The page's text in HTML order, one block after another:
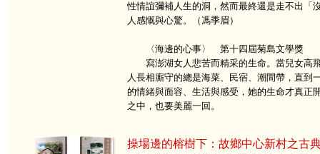
性情誼彌補人生的洞，然而最終還是走不出「
人感慨與心驚。（馮季眉）
〈海邊的心事〉 第十四屆菊島文學獎
寫澎湖女人悲苦而精采的生命。當兒女高
人長相廝守的總是海菜、民宿、潮間帶，直到
的情緒與面容、生活與感受，她的生命才真正
之中，也要美麗一回。
操場邊的榕樹下：故鄉中心新村之古